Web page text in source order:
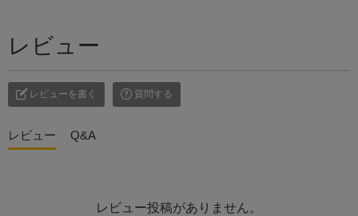
レビュー
レビューを書く 質問する
レビュー Q&A
レビュー投稿がありません。